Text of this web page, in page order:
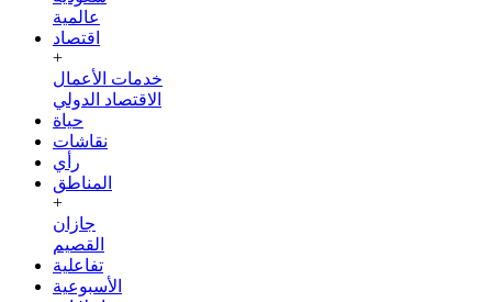
عالمية
اقتصاد
+
خدمات الأعمال
الاقتصاد الدولي
حياة
نقاشات
رأي
المناطق
+
جازان
القصيم
تفاعلية
الأسبوعية